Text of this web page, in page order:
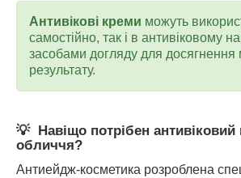
Антивікові креми можуть
самостійно, так і в антивіковому
засобами догляду для досягнення
результату.
💡 Навіщо потрібен
обличчя?
Антиейдж-косметика розроблена